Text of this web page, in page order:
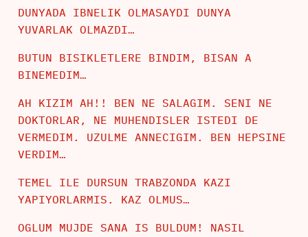
DUNYADA IBNELIK OLMASAYDI DUNYA
YUVARLAK OLMAZDI…
BUTUN BISIKLETLERE BINDIM, BISAN A
BINEMEDIM…
AH KIZIM AH!! BEN NE SALAGIM. SENI NE
DOKTORLAR, NE MUHENDISLER ISTEDI DE
VERMEDIM. UZULME ANNECIGIM. BEN HEPSINE
VERDIM…
TEMEL ILE DURSUN TRABZONDA KAZI
YAPIYORLARMIS. KAZ OLMUS…
OGLUM MUJDE SANA IS BULDUM! NASIL